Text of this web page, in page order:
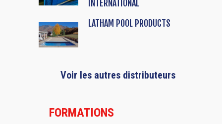
INTERNATIONAL
LATHAM POOL PRODUCTS
Voir les autres distributeurs
FORMATIONS